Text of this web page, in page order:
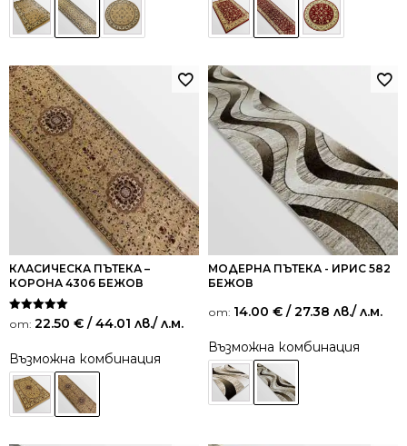
КЛАСИЧЕСКА ПЪТЕКА –
КОРОНА 4306 БЕЖОВ
Оценено на
5.00
от: 22.50 € / 44.01 лв./ л.м.
Възможна комбинация
МОДЕРНА ПЪТЕКА - ИРИС 582
БЕЖОВ
от: 14.00 € / 27.38 лв./ л.м.
Възможна комбинация